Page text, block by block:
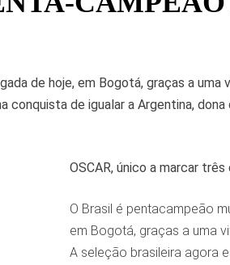
de hoje, em Bogotá, graças a uma
conquista de igualar a Argentina,
OSCAR, único a marcar três
O Brasil é pentacampeão
em Bogotá, graças a uma
A seleção brasileira agora